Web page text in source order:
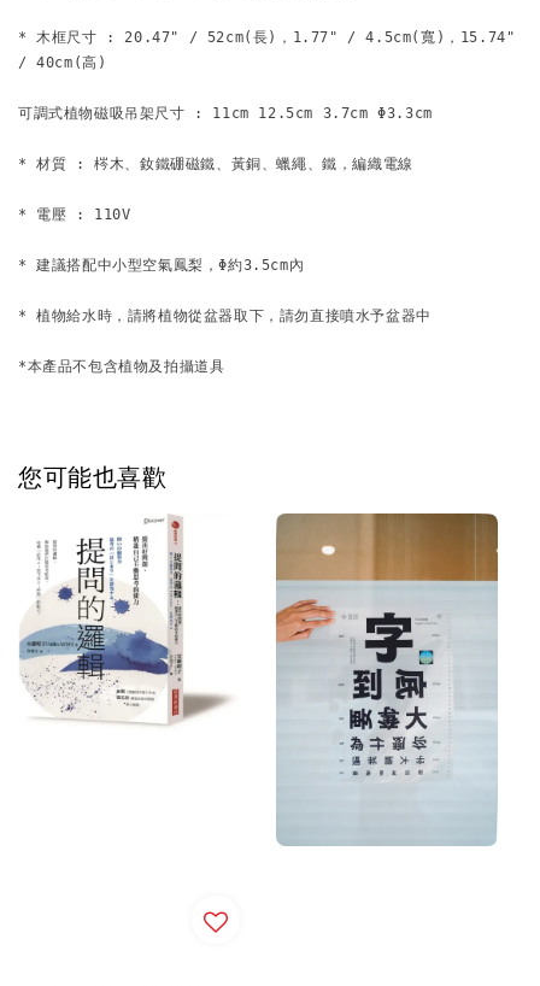
* 木框尺寸 : 20.47" / 52cm(長)，1.77" / 4.5cm(寬)，15.74"
/ 40cm(高)
可調式植物磁吸吊架尺寸 : 11cm 12.5cm 3.7cm Φ3.3cm
* 材質 : 梣木、釹鐵硼磁鐵、黃銅、蠟繩、鐵，編織電線
* 電壓 : 110V
* 建議搭配中小型空氣鳳梨，Φ約3.5cm內
* 植物給水時，請將植物從盆器取下，請勿直接噴水予盆器中
*本產品不包含植物及拍攝道具
您可能也喜歡